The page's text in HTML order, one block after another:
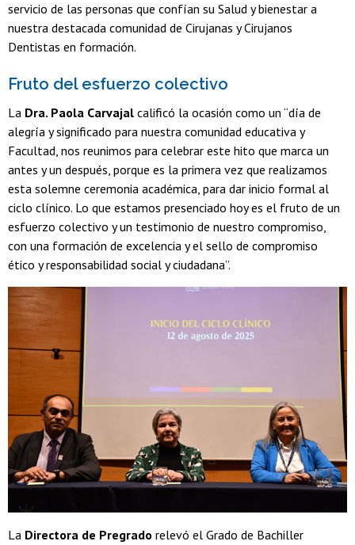
servicio de las personas que confían su Salud y bienestar a
nuestra destacada comunidad de Cirujanas y Cirujanos
Dentistas en formación.
Fruto del esfuerzo colectivo
La Dra. Paola Carvajal calificó la ocasión como un “día de
alegría y significado para nuestra comunidad educativa y
Facultad, nos reunimos para celebrar este hito que marca un
antes y un después, porque es la primera vez que realizamos
esta solemne ceremonia académica, para dar inicio formal al
ciclo clínico. Lo que estamos presenciado hoy es el fruto de un
esfuerzo colectivo y un testimonio de nuestro compromiso,
con una formación de excelencia y el sello de compromiso
ético y responsabilidad social y ciudadana”.
La Directora de Pregrado relevó el Grado de Bachiller